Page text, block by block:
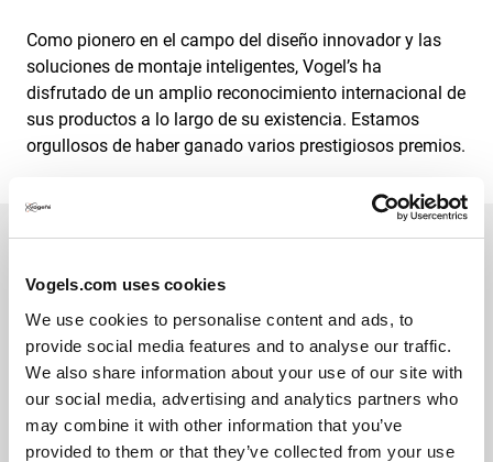
Vogels.com uses cookies
We use cookies to personalise content and ads, to
provide social media features and to analyse our traffic.
We also share information about your use of our site with
our social media, advertising and analytics partners who
may combine it with other information that you’ve
provided to them or that they’ve collected from your use
Como pionero en el campo del diseño innovador y las
soluciones de montaje inteligentes, Vogel’s ha
disfrutado de un amplio reconocimiento internacional de
sus productos a lo largo de su existencia. Estamos
orgullosos de haber ganado varios prestigiosos premios.
Vogel's Awards
Acepta las cookies de
marketing para ver este vídeo